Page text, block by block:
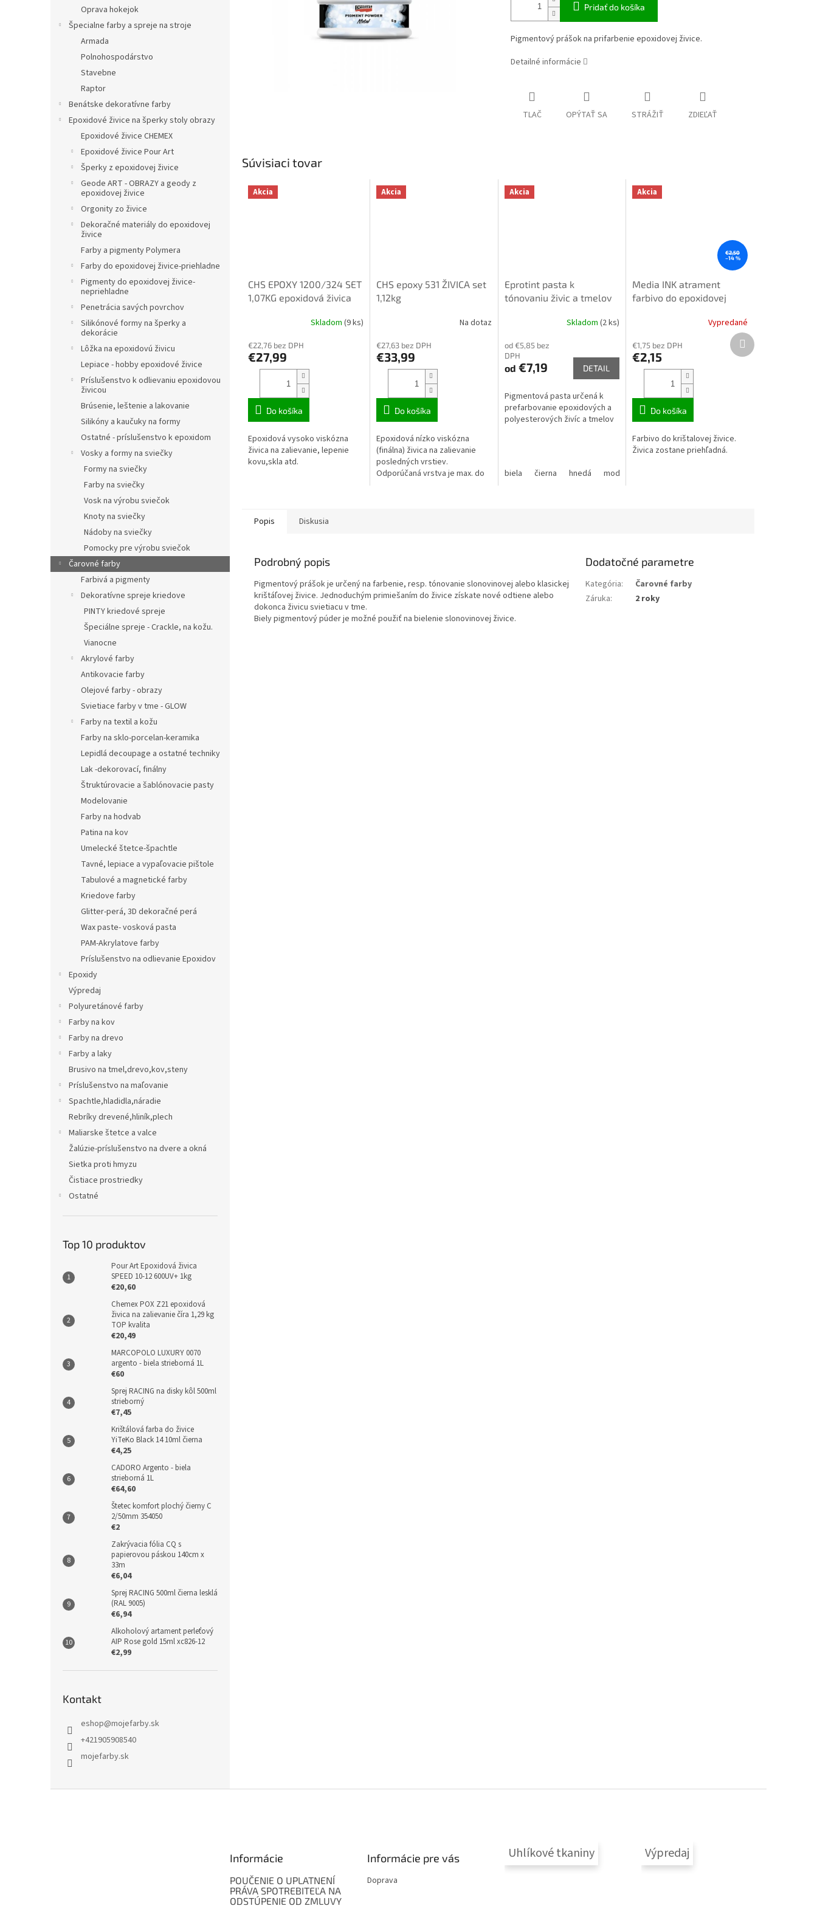
Oprava hokejok
Špecialne farby a spreje na stroje
Armada
Polnohospodárstvo
Stavebne
Raptor
Benátske dekoratívne farby
Epoxidové živice na šperky stoly obrazy
Epoxidové živice CHEMEX
Epoxidové živice Pour Art
Šperky z epoxidovej živice
Geode ART - OBRAZY a geody z
epoxidovej živice
Orgonity zo živice
Dekoračné materiály do epoxidovej
živice
Farby a pigmenty Polymera
Farby do epoxidovej živice-priehladne
Pigmenty do epoxidovej živice-
nepriehladne
Penetrácia savých povrchov
Silikónové formy na šperky a
dekorácie
Lôžka na epoxidovú živicu
Lepiace - hobby epoxidové živice
Príslušenstvo k odlievaniu epoxidovou
živicou
Brúsenie, leštenie a lakovanie
Silikóny a kaučuky na formy
Ostatné - príslušenstvo k epoxidom
Vosky a formy na sviečky
Formy na sviečky
Farby na sviečky
Vosk na výrobu sviečok
Knoty na sviečky
Nádoby na sviečky
Pomocky pre výrobu sviečok
Čarovné farby
Farbivá a pigmenty
Dekoratívne spreje kriedove
PINTY kriedové spreje
Špeciálne spreje - Crackle, na kožu.
Vianocne
Akrylové farby
Antikovacie farby
Olejové farby - obrazy
Svietiace farby v tme - GLOW
Farby na textil a kožu
Farby na sklo-porcelan-keramika
Lepidlá decoupage a ostatné techniky
Lak -dekorovací, finálny
Štruktúrovacie a šablónovacie pasty
Modelovanie
Farby na hodvab
Patina na kov
Umelecké štetce-špachtle
Tavné, lepiace a vypaľovacie pištole
Tabulové a magnetické farby
Kriedove farby
Glitter-perá, 3D dekoračné perá
Wax paste- vosková pasta
PAM-Akrylatove farby
Príslušenstvo na odlievanie Epoxidov
Epoxidy
Výpredaj
Polyuretánové farby
Farby na kov
Farby na drevo
Farby a laky
Brusivo na tmel,drevo,kov,steny
Príslušenstvo na maľovanie
Spachtle,hladidla,náradie
Rebríky drevené,hliník,plech
Maliarske štetce a valce
Žalúzie-príslušenstvo na dvere a okná
Sietka proti hmyzu
Čistiace prostriedky
Ostatné
Top 10 produktov
Pour Art Epoxidová živica
SPEED 10-12 600UV+ 1kg
€20,60
Chemex POX Z21 epoxidová
živica na zalievanie číra 1,29 kg
TOP kvalita
€20,49
MARCOPOLO LUXURY 0070
argento - biela strieborná 1L
€60
Sprej RACING na disky kôl 500ml
strieborný
€7,45
Krištálová farba do živice
YiTeKo Black 14 10ml čierna
€4,25
CADORO Argento - biela
strieborná 1L
€64,60
Štetec komfort plochý čierny C
2/50mm 354050
€2
Zakrývacia fólia CQ s
papierovou páskou 140cm x
33m
€6,04
Sprej RACING 500ml čierna lesklá
(RAL 9005)
€6,94
Alkoholový artament perleťový
AIP Rose gold 15ml xc826-12
€2,99
Kontakt
eshop@mojefarby.sk
+421905908540
mojefarby.sk
Pridať do košíka
Pigmentový prášok na prifarbenie epoxidovej živice.
Detailné informácie
TLAČ OPÝTAŤ SA STRÁŽIŤ ZDIEĽAŤ
Súvisiaci tovar
Akcia
CHS EPOXY 1200/324 SET
1,07KG epoxidová živica
Skladom (9 ks)
€22,76 bez DPH
€27,99
Do košíka
Epoxidová vysoko viskózna
živica na zalievanie, lepenie
kovu,skla atd.
Akcia
CHS epoxy 531 ŽIVICA set
1,12kg
Na dotaz
€27,63 bez DPH
€33,99
Do košíka
Epoxidová nízko viskózna
(finálna) živica na zalievanie
posledných vrstiev.
Odporúčaná vrstva je max. do
Akcia
Eprotint pasta k
tónovaniu živic a tmelov
Skladom(2 ks)
od €5,85 bez
DPH
od €7,19 DETAIL
Pigmentová pasta určená k
prefarbovanie epoxidových a
polyesterových živíc a tmelov
biela čierna hnedá modrá
Akcia
€2,50
–14 %
Media INK atrament
farbivo do epoxidovej
Vypredané
€1,75 bez DPH
€2,15
Do košíka
Farbivo do krištalovej živice.
Živica zostane priehľadná.
Ďalší
produkt
Popis Diskusia
Podrobný popis
Pigmentový prášok je určený na farbenie, resp. tónovanie slonovinovej alebo klasickej
krištáľovej živice. Jednoduchým primiešaním do živice získate nové odtiene alebo
dokonca živicu svietiacu v tme.
Biely pigmentový púder je možné použiť na bielenie slonovinovej živice.
Dodatočné parametre
Kategória:
Čarovné farby
Záruka: 2 roky
Informácie
POUČENIE O UPLATNENÍ
PRÁVA SPOTREBITEĽA NA
ODSTÚPENIE OD ZMLUVY
Informácie pre vás
Doprava
Uhlíkové tkaniny Výpredaj